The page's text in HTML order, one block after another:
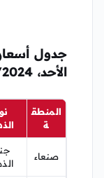
جدول
الأحد، 22/12/2024
المنطق
ة
صنعاء